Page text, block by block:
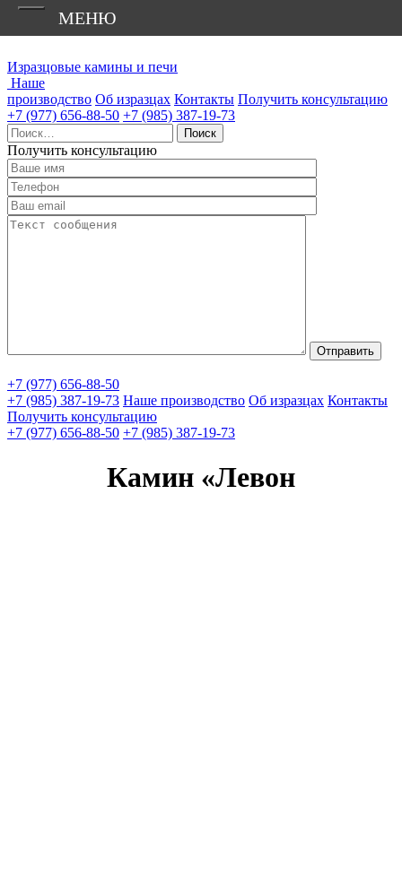
Изразцовые камины и печи
Наше
производство Об изразцах Контакты Получить консультацию
+7 (977) 656-88-50 +7 (985) 387-19-73
Найти:
Получить консультацию
+7 (977) 656-88-50
+7 (985) 387-19-73 Наше производство Об изразцах Контакты
Получить консультацию
+7 (977) 656-88-50 +7 (985) 387-19-73
Камин «Левон
МЕНЮ